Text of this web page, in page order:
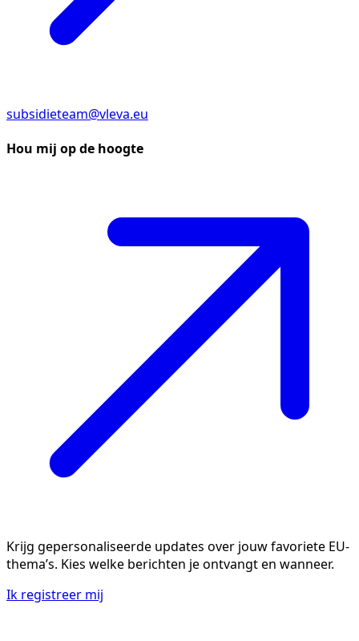
subsidieteam@vleva.eu
Hou mij op de hoogte
Krijg gepersonaliseerde updates over jouw favoriete EU-
thema’s. Kies welke berichten je ontvangt en wanneer.
Ik registreer mij